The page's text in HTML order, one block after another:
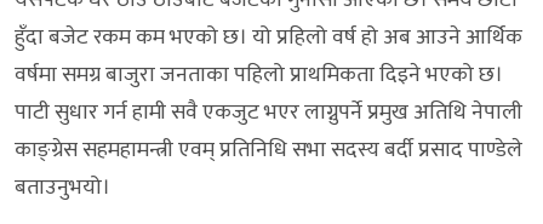
हुँदा बजेट रकम कम भएको छ। यो प्रहिलो वर्ष हो अब आउने आर्थिक
वर्षमा समग्र बाजुरा जनताका पहिलो प्राथमिकता दिइने भएको छ।
पाटी सुधार गर्न हामी सवै एकजुट भएर लाग्नुपर्ने प्रमुख अतिथि नेपाली
काङ्ग्रेस सहमहामन्त्री एवम् प्रतिनिधि सभा सदस्य बर्दी प्रसाद पाण्डेले
बताउनुभयो।